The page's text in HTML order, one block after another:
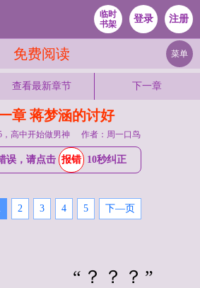
临时
书架
登录 注册
免费阅读 菜单
查看最新章节 下一章
章 蒋梦涵的讨好
，高中开始做男神 作者：周一口鸟
误，请点击 报错 10秒纠正
2 3 4 5 下—页
？”